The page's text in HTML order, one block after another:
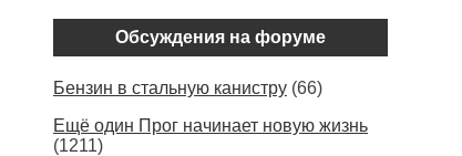
Обсуждения на форуме
Бензин в стальную канистру (66)
Ещё один Прог начинает новую жизнь
(1211)